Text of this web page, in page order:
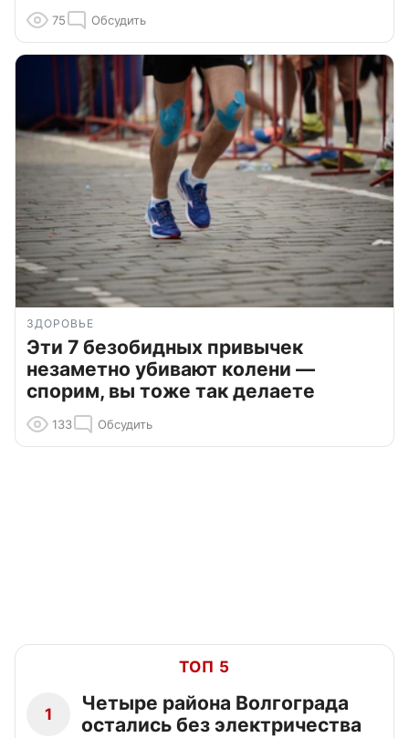
75 Обсудить
ЗДОРОВЬЕ
Эти 7 безобидных привычек
незаметно убивают колени —
спорим, вы тоже так делаете
133 Обсудить
ТОП 5
1
Четыре района Волгограда
остались без электричества